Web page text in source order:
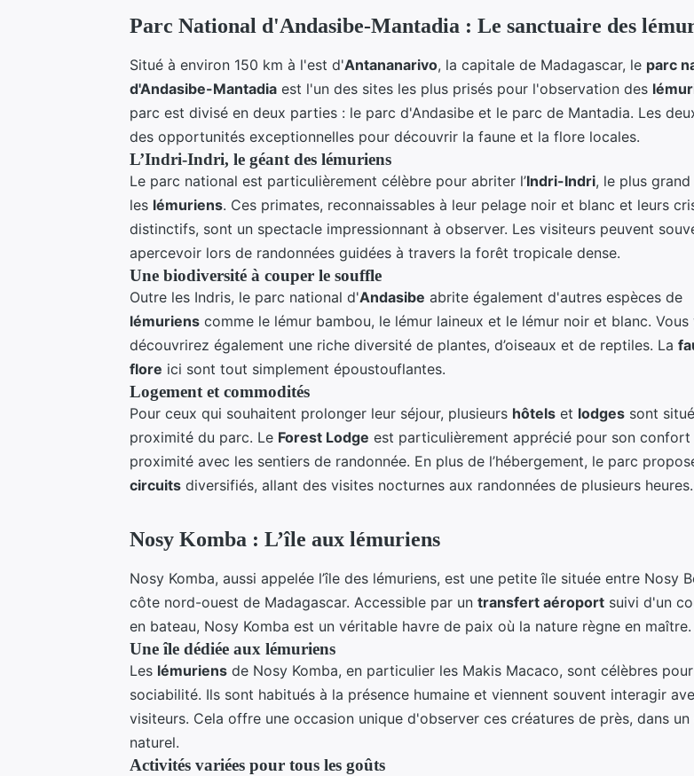
Parc National d'Andasibe-Mantadia : Le sanctuaire des
Situé à environ 150 km à l'est d'Antananarivo, la capitale de Madagascar, le parc
d'Andasibe-Mantadia est l'un des sites les plus prisés pour l'observation des
parc est divisé en deux parties : le parc d'Andasibe et le parc de Mantadia. Les
des opportunités exceptionnelles pour découvrir la faune et la flore locales.
L’Indri-Indri, le géant des lémuriens
Le parc national est particulièrement célèbre pour abriter l’Indri-Indri, le plus
les lémuriens. Ces primates, reconnaissables à leur pelage noir et blanc et leurs
distinctifs, sont un spectacle impressionnant à observer. Les visiteurs peuvent
apercevoir lors de randonnées guidées à travers la forêt tropicale dense.
Une biodiversité à couper le souffle
Outre les Indris, le parc national d'Andasibe abrite également d'autres espèces de
lémuriens comme le lémur bambou, le lémur laineux et le lémur noir et blanc. Vous
découvrirez également une riche diversité de plantes, d’oiseaux et de reptiles. La
flore ici sont tout simplement époustouflantes.
Logement et commodités
Pour ceux qui souhaitent prolonger leur séjour, plusieurs hôtels et lodges sont
proximité du parc. Le Forest Lodge est particulièrement apprécié pour son confort
proximité avec les sentiers de randonnée. En plus de l’hébergement, le parc
circuits diversifiés, allant des visites nocturnes aux randonnées de plusieurs heures.
Nosy Komba : L’île aux lémuriens
Nosy Komba, aussi appelée l’île des lémuriens, est une petite île située entre Nosy
côte nord-ouest de Madagascar. Accessible par un transfert aéroport suivi d'un
en bateau, Nosy Komba est un véritable havre de paix où la nature règne en maître.
Une île dédiée aux lémuriens
Les lémuriens de Nosy Komba, en particulier les Makis Macaco, sont célèbres
sociabilité. Ils sont habitués à la présence humaine et viennent souvent interagir
visiteurs. Cela offre une occasion unique d'observer ces créatures de près, dans un
naturel.
Activités variées pour tous les goûts